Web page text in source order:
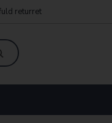
returret